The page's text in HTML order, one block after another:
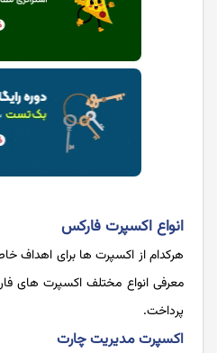
انواع اکسپرت فارکس
هرکدام از اکسپرت ها برای اهداف
معرفی انواع مختلف اکسپرت های
پرداخت.
اکسپرت مدیریت چارت